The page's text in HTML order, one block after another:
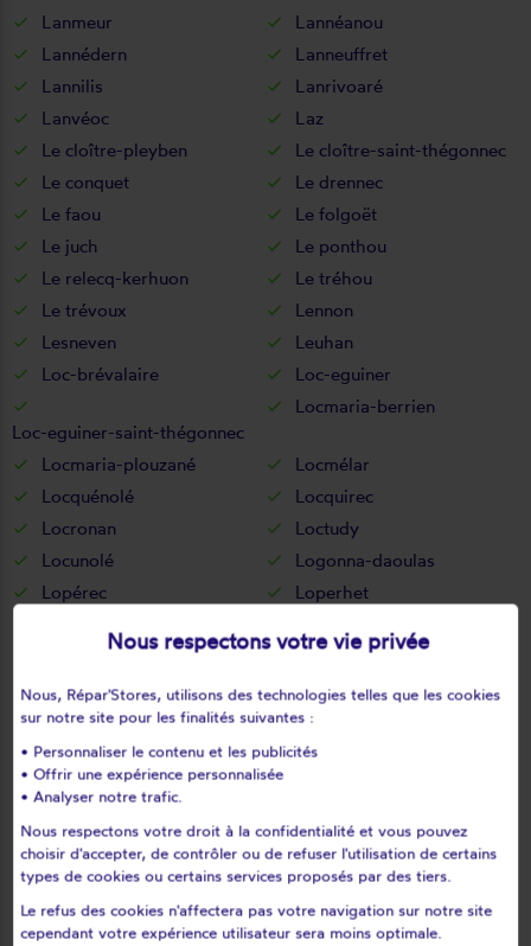
Lanmeur
Lannéanou
Lannédern
Lanneuffret
Lannilis
Lanrivoaré
Lanvéoc
Laz
Le cloître-pleyben
Le cloître-saint-thégonnec
Le conquet
Le drennec
Le faou
Le folgoët
Le juch
Le ponthou
Le relecq-kerhuon
Le tréhou
Le trévoux
Lennon
Lesneven
Leuhan
Loc-brévalaire
Loc-eguiner
Loc-eguiner-saint-thégonnec
Locmaria-berrien
Locmaria-plouzané
Locmélar
Locquénolé
Locquirec
Locronan
Loctudy
Locunolé
Logonna-daoulas
Lopérec
Loperhet
Mahalon
Melgven
Mellac
Mespaul
Milizac
Moëlan-sur-mer
Morlaix
Motreff
Névez
Peumerit
Peumérit
Plabennec
Pleuven
Pleyben
Pleyber-christ
Nous respectons votre vie privée
Nous, Répar'Stores, utilisons des technologies telles que les cookies
sur notre site pour les finalités suivantes :
• Personnaliser le contenu et les publicités
• Offrir une expérience personnalisée
• Analyser notre trafic.
Nous respectons votre droit à la confidentialité et vous pouvez
choisir d'accepter, de contrôler ou de refuser l'utilisation de certains
types de cookies ou certains services proposés par des tiers.
Le refus des cookies n'affectera pas votre navigation sur notre site
cependant votre expérience utilisateur sera moins optimale.